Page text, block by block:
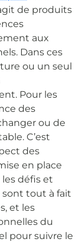
de produits
aux
Dans ces
ou un seul
Pour les
des
ou de
C’est
des
en place
défis et
sont tout à fait
et les
du
pour suivre le